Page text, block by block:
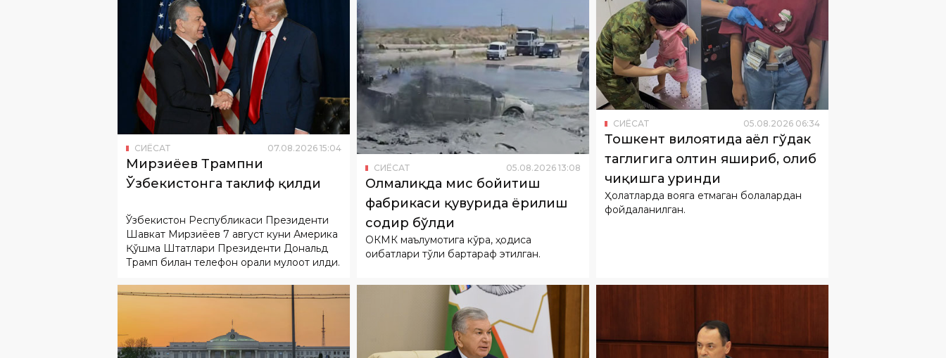
СИËСАТ
Мирзиёев Трампни
Ўзбекистонга таклиф қилди
Ўзбекистон Республикаси Президенти
Шавкат Мирзиёев 7 август куни Америка
Қўшма Штатлари Президенти Дональд
СИËСАТ 05.08.2026 13:08
Олмалиқда мис бойитиш
фабрикаси қувурида ёрилиш
содир бўлди
ОКМК маълумотига кўра, ҳодиса
оқибатлари тўлиқ бартараф этилган.
СИËСАТ 05.08.2026 06 :34
Тошкент вилоятида аёл гўдак
таглигига олтин яшириб, олиб
чиқишга уринди
Ҳолатларда вояга етмаган болалардан